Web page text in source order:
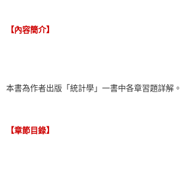
【內容簡介】
本書為作者出版「統計學」一書中各章習題詳解。
【章節目錄】